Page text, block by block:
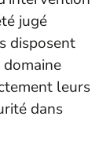
jugé
disposent
leurs
dans